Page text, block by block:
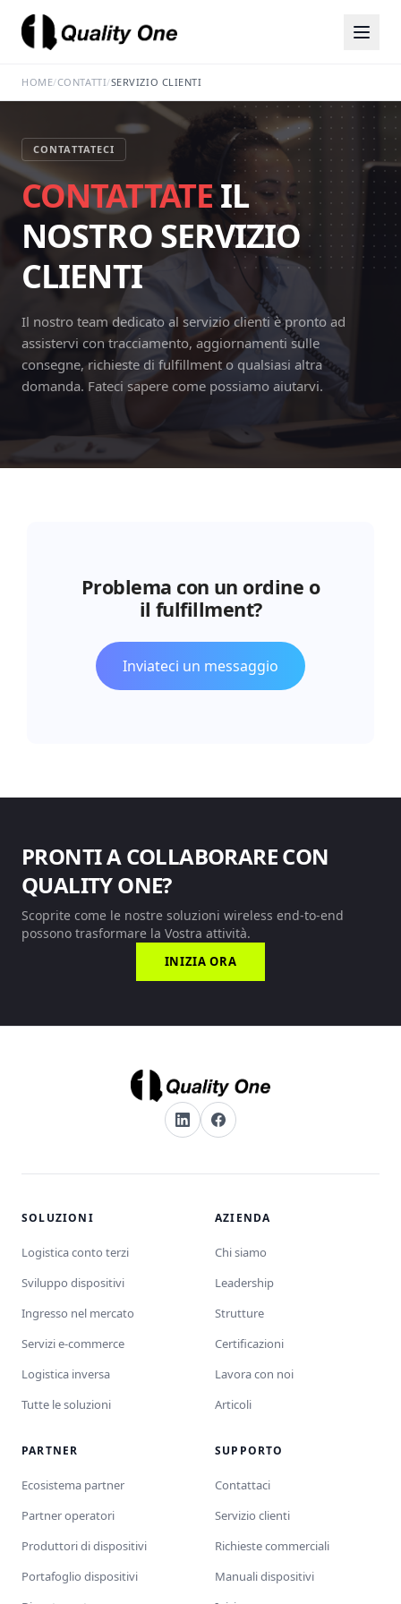
HOME/CONTATTI/SERVIZIO CLIENTI
CONTATTATECI
CONTATTATEIL
NOSTRO SERVIZIO
CLIENTI
Il nostro team dedicato al servizio clienti è pronto ad
assistervi con tracciamento, aggiornamenti sulle
consegne, richieste di fulfillment o qualsiasi altra
domanda. Fateci sapere come possiamo aiutarvi.
Problema con un ordine o
il fulfillment?
Inviateci un messaggio
PRONTI A COLLABORARE CON
QUALITY ONE?
Scoprite come le nostre soluzioni wireless end-to-end
possono trasformare la Vostra attività.
INIZIA ORA
SOLUZIONI
Logistica conto terzi
Sviluppo dispositivi
Ingresso nel mercato
Servizi e-commerce
Logistica inversa
Tutte le soluzioni
AZIENDA
Chi siamo
Leadership
Strutture
Certificazioni
Lavora con noi
Articoli
PARTNER
Ecosistema partner
Partner operatori
Produttori di dispositivi
Portafoglio dispositivi
SUPPORTO
Contattaci
Servizio clienti
Richieste commerciali
Manuali dispositivi